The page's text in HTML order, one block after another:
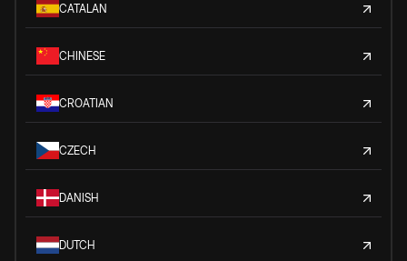
CATALAN
CHINESE
CROATIAN
CZECH
DANISH
DUTCH